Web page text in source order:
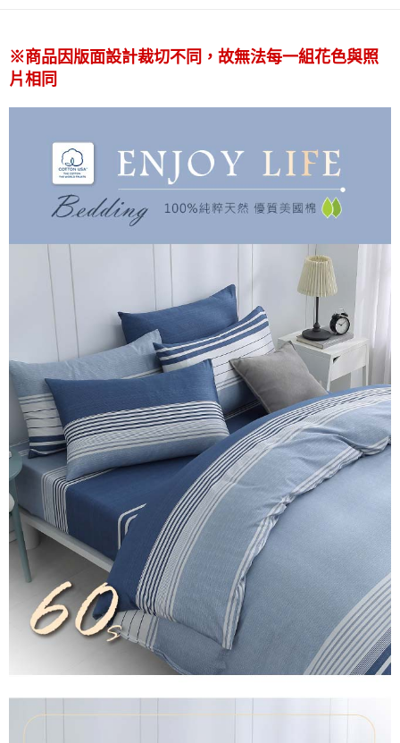
購買商品的店家。未經商家同意取消之訂單仍視為有效，需透過AFTEE先享
後付繳納相關費用。
※ 交易是否成功請以「AFTEE先享後付 」之結帳頁面顯示為準，若有關於
是否繳費成功／繳費後需取消欲退款等相關疑問，請聯繫「AFTEE先享後付
【注意事項】
１．透過由恩沛科技股份有限公司提供之「AFTEE先享後付」服務完成之交
易，需依本服務之必要範圍內提供個人資料，並將交易相關給付款項請求債
權轉讓予恩沛科技股份有限公司。
２．關於個人資料處理事宜，請瀏覽以下網址：
３．未成年的使用者請事先徵得法定代理人或監護人之同意方可使用
「AFTEE先享後付」，若未經同意申辦者引起之損失，本公司不負相關責
４．使用「AFTEE先享後付」時，將依據個別帳號之用戶狀況，依本公司即
時審查核予不同之上限額度；若仍有額度不足之情形，本公司將視審查結果
請求用戶進行身份認證。
５．嚴禁一人註冊多個帳號或使用他人資訊註冊。若發現惡意使用之情形，
恩沛科技股份有限公司將有權停止該用戶之使用額度並採取法律行動。
每筆NT$60，滿NT$499(含以上)免運費
付款後7-11取貨
每筆NT$100，滿NT$499(含以上)免運費
離島宅配
每筆NT$100，滿NT$499(含以上)免運費
※商品因版面設計裁切不同，故無法每一組花色與照
片相同